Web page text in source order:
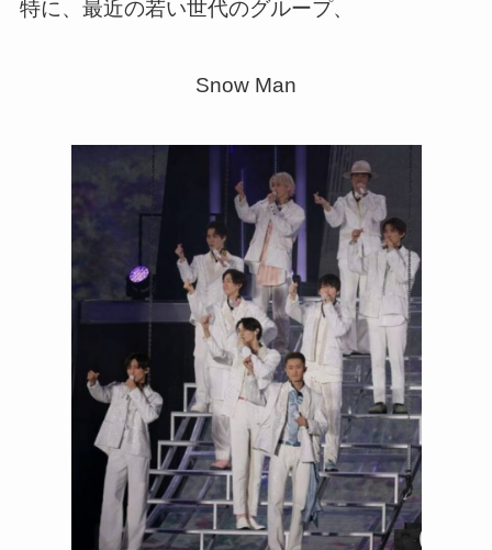
特に、最近の若い世代のグループ、
Snow Man